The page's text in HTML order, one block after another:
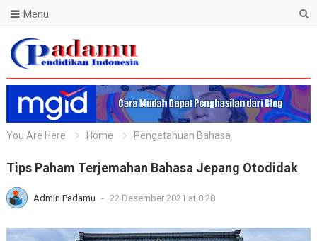
Blog Padamu
Menu
You Are Here Home Pengetahuan Bahasa
Tips Paham Terjemahan Bahasa Jepang Otodidak
Admin Padamu - 22 Desember 2021 at 8:28